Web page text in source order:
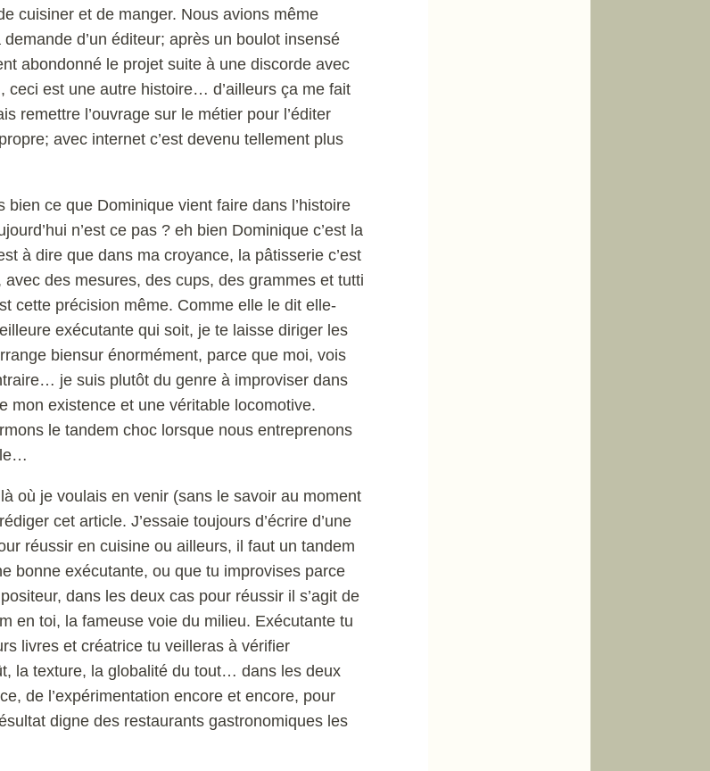
cuisiner et de manger. Nous avions même
d’un éditeur; après un boulot insensé
abondonné le projet suite à une discorde avec
ceci est une autre histoire… d’ailleurs ça me fait
remettre l’ouvrage sur le métier pour l’éditer
avec internet c’est devenu tellement plus
bien ce que Dominique vient faire dans l’histoire
n’est ce pas ? eh bien Dominique c’est la
à dire que dans ma croyance, la pâtisserie c’est
avec des mesures, des cups, des grammes et tutti
cette précision même. Comme elle le dit elle-
exécutante qui soit, je te laisse diriger les
biensur énormément, parce que moi, vois
je suis plutôt du genre à improviser dans
mon existence et une véritable locomotive.
le tandem choc lorsque nous entreprenons
où je voulais en venir (sans le savoir au moment
cet article. J’essaie toujours d’écrire d’une
réussir en cuisine ou ailleurs, il faut un tandem
bonne exécutante, ou que tu improvises parce
dans les deux cas pour réussir il s’agit de
en toi, la fameuse voie du milieu. Exécutante tu
livres et créatrice tu veilleras à vérifier
la texture, la globalité du tout… dans les deux
de l’expérimentation encore et encore, pour
digne des restaurants gastronomiques les